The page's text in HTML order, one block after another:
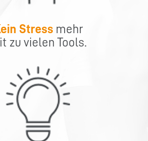
Stress mehr
zu vielen Tools.